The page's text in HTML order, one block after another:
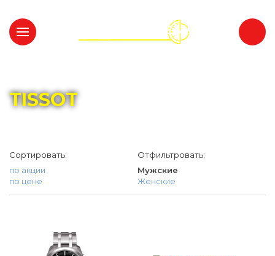
TISSOT
Сортировать:
по акции
по цене
Отфильтровать:
Мужские
Женские